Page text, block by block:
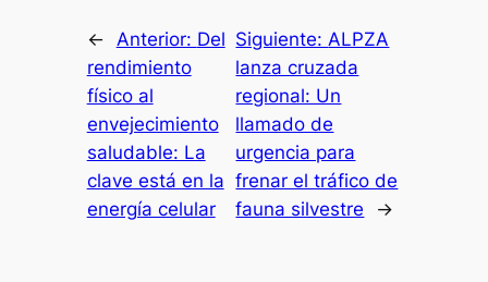
← Anterior: Del
rendimiento
físico al
envejecimiento
saludable: La
clave está en la
energía celular
Siguiente: ALPZA
lanza cruzada
regional: Un
llamado de
urgencia para
frenar el tráfico de
fauna silvestre
→